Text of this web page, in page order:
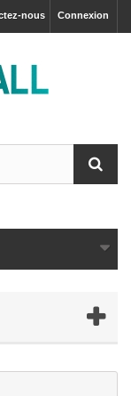
Connexion
nous